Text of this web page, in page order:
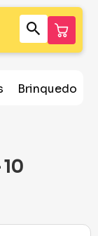
Brinquedos